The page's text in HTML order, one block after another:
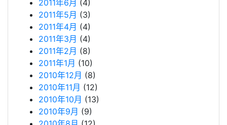
2011年6月 (4)
2011年5月 (3)
2011年4月 (4)
2011年3月 (4)
2011年2月 (8)
2011年1月 (10)
2010年12月 (8)
2010年11月 (12)
2010年10月 (13)
2010年9月 (9)